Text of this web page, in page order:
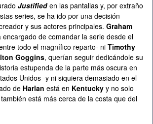
Justified en las pantallas y, por extraño
series, se ha ido por una decisión
y sus actores principales. Graham
encargado de comandar la serie desde el
todo el magnífico reparto- ni Timothy
Goggins, querían seguir dedicándole su
estupenda de la parte más oscura en
Unidos -y ni siquiera demasiado en el
de Harlan está en Kentucky y no solo
está más cerca de la costa que del